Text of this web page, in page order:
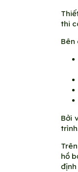
thi
Bên
Bởi
hồ
định